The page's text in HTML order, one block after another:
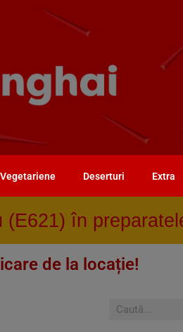
Deserturi Extra
în
de la locație!